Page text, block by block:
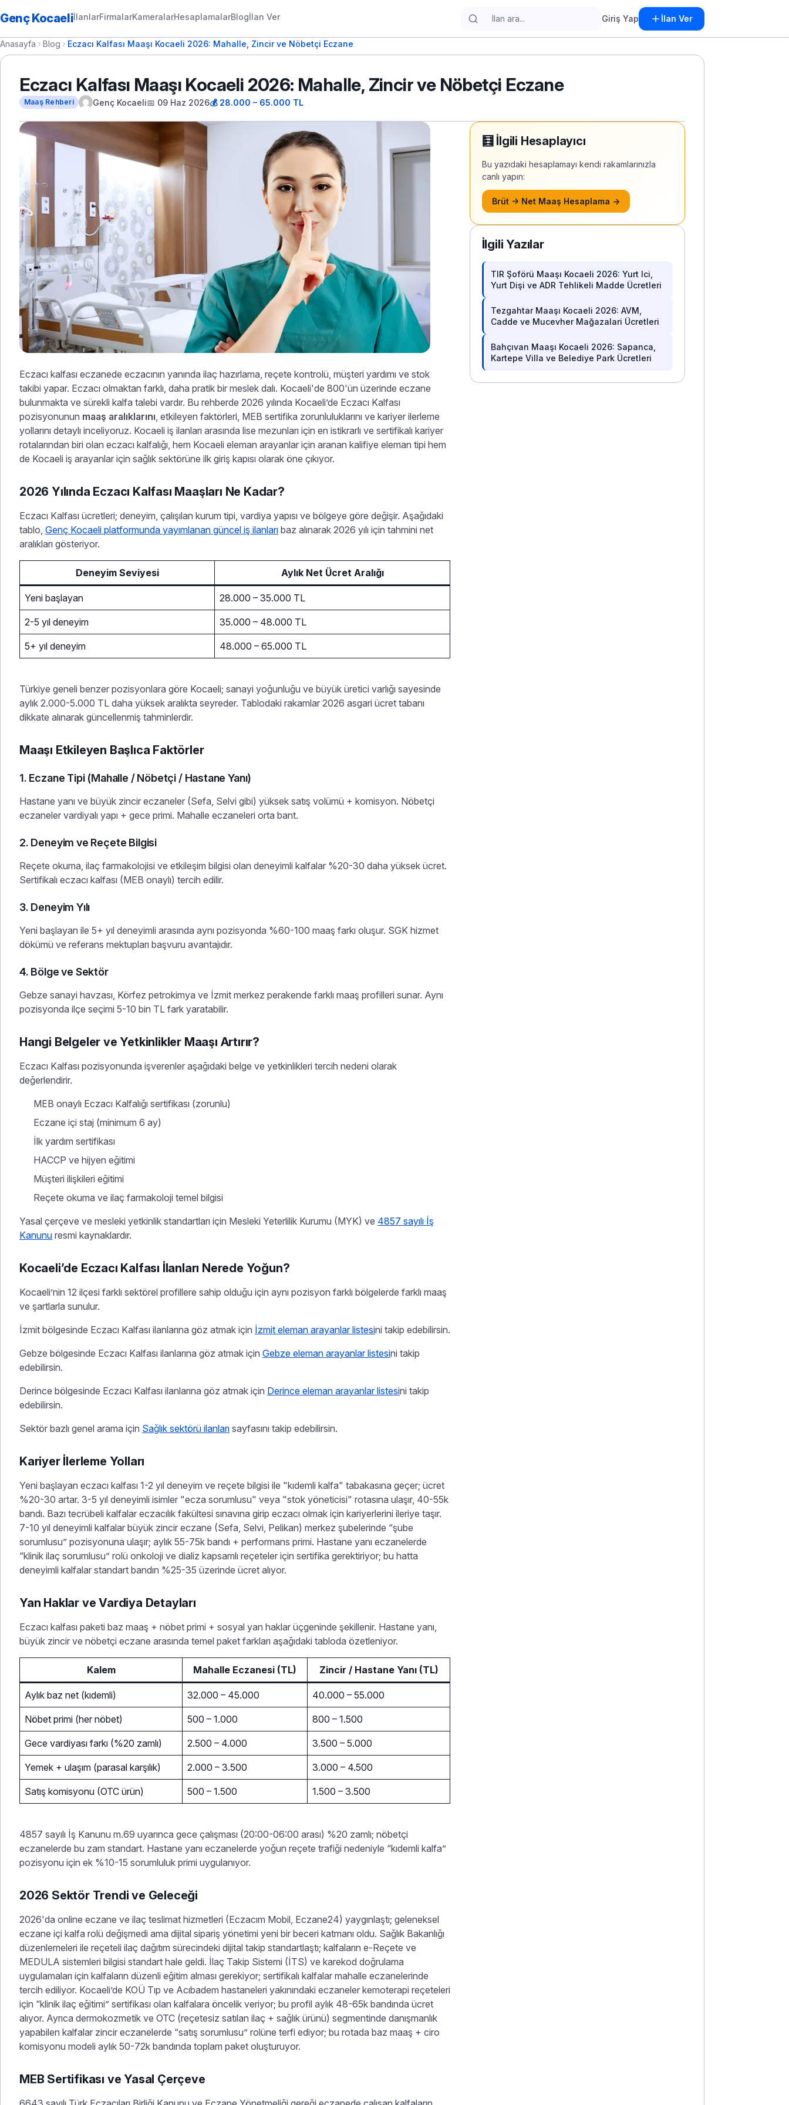
Genç KocaeliİlanlarFirmalarKameralarHesaplamalarBlogİlan Ver Giriş Yap İlan Ver
Anasayfa Blog Eczacı Kalfası Maaşı Kocaeli 2026: Mahalle, Zincir ve Nöbetçi Eczane
Eczacı Kalfası Maaşı Kocaeli 2026: Mahalle, Zincir ve Nöbetçi Eczane
Maaş Rehberi Genç Kocaeli📅 09 Haz 2026💰 28.000 – 65.000 TL
Eczacı kalfası eczanede eczacının yanında ilaç hazırlama, reçete kontrolü, müşteri yardımı ve stok
takibi yapar. Eczacı olmaktan farklı, daha pratik bir meslek dalı. Kocaeli'de 800'ün üzerinde eczane
bulunmakta ve sürekli kalfa talebi vardır. Bu rehberde 2026 yılında Kocaeli’de Eczacı Kalfası
pozisyonunun maaş aralıklarını , etkileyen faktörleri, MEB sertifika zorunluluklarını ve kariyer ilerleme
yollarını detaylı inceliyoruz. Kocaeli iş ilanları arasında lise mezunları için en istikrarlı ve sertifikalı kariyer
rotalarından biri olan eczacı kalfalığı, hem Kocaeli eleman arayanlar için aranan kalifiye eleman tipi hem
de Kocaeli iş arayanlar için sağlık sektörüne ilk giriş kapısı olarak öne çıkıyor.
2026 Yılında Eczacı Kalfası Maaşları Ne Kadar?
Eczacı Kalfası ücretleri; deneyim, çalışılan kurum tipi, vardiya yapısı ve bölgeye göre değişir. Aşağıdaki
tablo, Genç Kocaeli platformunda yayımlanan güncel iş ilanları baz alınarak 2026 yılı için tahmini net
aralıkları gösteriyor.
Deneyim Seviyesi Aylık Net Ücret Aralığı
Yeni başlayan 28.000 – 35.000 TL
2-5 yıl deneyim 35.000 – 48.000 TL
5+ yıl deneyim 48.000 – 65.000 TL
Türkiye geneli benzer pozisyonlara göre Kocaeli; sanayi yoğunluğu ve büyük üretici varlığı sayesinde
aylık 2.000-5.000 TL daha yüksek aralıkta seyreder. Tablodaki rakamlar 2026 asgari ücret tabanı
dikkate alınarak güncellenmiş tahminlerdir.
Maaşı Etkileyen Başlıca Faktörler
1. Eczane Tipi (Mahalle / Nöbetçi / Hastane Yanı)
Hastane yanı ve büyük zincir eczaneler (Sefa, Selvi gibi) yüksek satış volümü + komisyon. Nöbetçi
eczaneler vardiyalı yapı + gece primi. Mahalle eczaneleri orta bant.
2. Deneyim ve Reçete Bilgisi
Reçete okuma, ilaç farmakolojisi ve etkileşim bilgisi olan deneyimli kalfalar %20-30 daha yüksek ücret.
Sertifikalı eczacı kalfası (MEB onaylı) tercih edilir.
3. Deneyim Yılı
Yeni başlayan ile 5+ yıl deneyimli arasında aynı pozisyonda %60-100 maaş farkı oluşur. SGK hizmet
dökümü ve referans mektupları başvuru avantajıdır.
4. Bölge ve Sektör
Gebze sanayi havzası, Körfez petrokimya ve İzmit merkez perakende farklı maaş profilleri sunar. Aynı
pozisyonda ilçe seçimi 5-10 bin TL fark yaratabilir.
Hangi Belgeler ve Yetkinlikler Maaşı Artırır?
Eczacı Kalfası pozisyonunda işverenler aşağıdaki belge ve yetkinlikleri tercih nedeni olarak
değerlendirir.
MEB onaylı Eczacı Kalfalığı sertifikası (zorunlu)
Eczane içi staj (minimum 6 ay)
İlk yardım sertifikası
HACCP ve hijyen eğitimi
Müşteri ilişkileri eğitimi
Reçete okuma ve ilaç farmakoloji temel bilgisi
Yasal çerçeve ve mesleki yetkinlik standartları için Mesleki Yeterlilik Kurumu (MYK) ve 4857 sayılı İş
Kanunu resmi kaynaklardır.
Kocaeli’de Eczacı Kalfası İlanları Nerede Yoğun?
Kocaeli’nin 12 ilçesi farklı sektörel profillere sahip olduğu için aynı pozisyon farklı bölgelerde farklı maaş
ve şartlarla sunulur.
İzmit bölgesinde Eczacı Kalfası ilanlarına göz atmak için İzmit eleman arayanlar listesini takip edebilirsin.
Gebze bölgesinde Eczacı Kalfası ilanlarına göz atmak için Gebze eleman arayanlar listesini takip
edebilirsin.
Derince bölgesinde Eczacı Kalfası ilanlarına göz atmak için Derince eleman arayanlar listesini takip
edebilirsin.
Sektör bazlı genel arama için Sağlık sektörü ilanları sayfasını takip edebilirsin.
Kariyer İlerleme Yolları
Yeni başlayan eczacı kalfası 1-2 yıl deneyim ve reçete bilgisi ile "kıdemli kalfa" tabakasına geçer; ücret
%20-30 artar. 3-5 yıl deneyimli isimler "ecza sorumlusu" veya "stok yöneticisi" rotasına ulaşır, 40-55k
bandı. Bazı tecrübeli kalfalar eczacılık fakültesi sınavına girip eczacı olmak için kariyerlerini ileriye taşır.
7-10 yıl deneyimli kalfalar büyük zincir eczane (Sefa, Selvi, Pelikan) merkez şubelerinde “şube
sorumlusu” pozisyonuna ulaşır; aylık 55-75k bandı + performans primi. Hastane yanı eczanelerde
“klinik ilaç sorumlusu” rolü onkoloji ve dializ kapsamlı reçeteler için sertifika gerektiriyor; bu hatta
deneyimli kalfalar standart bandın %25-35 üzerinde ücret alıyor.
Yan Haklar ve Vardiya Detayları
Eczacı kalfası paketi baz maaş + nöbet primi + sosyal yan haklar üçgeninde şekillenir. Hastane yanı,
büyük zincir ve nöbetçi eczane arasında temel paket farkları aşağıdaki tabloda özetleniyor.
Kalem Mahalle Eczanesi (TL) Zincir / Hastane Yanı (TL)
Aylık baz net (kıdemli) 32.000 – 45.000 40.000 – 55.000
Nöbet primi (her nöbet) 500 – 1.000 800 – 1.500
Gece vardiyası farkı (%20 zamlı) 2.500 – 4.000 3.500 – 5.000
Yemek + ulaşım (parasal karşılık) 2.000 – 3.500 3.000 – 4.500
Satış komisyonu (OTC ürün) 500 – 1.500 1.500 – 3.500
4857 sayılı İş Kanunu m.69 uyarınca gece çalışması (20:00-06:00 arası) %20 zamlı; nöbetçi
eczanelerde bu zam standart. Hastane yanı eczanelerde yoğun reçete trafiği nedeniyle “kıdemli kalfa”
pozisyonu için ek %10-15 sorumluluk primi uygulanıyor.
2026 Sektör Trendi ve Geleceği
2026'da online eczane ve ilaç teslimat hizmetleri (Eczacım Mobil, Eczane24) yaygınlaştı; geleneksel
eczane içi kalfa rolü değişmedi ama dijital sipariş yönetimi yeni bir beceri katmanı oldu. Sağlık Bakanlığı
düzenlemeleri ile reçeteli ilaç dağıtım sürecindeki dijital takip standartlaştı; kalfaların e-Reçete ve
MEDULA sistemleri bilgisi standart hale geldi. İlaç Takip Sistemi (İTS) ve karekod doğrulama
uygulamaları için kalfaların düzenli eğitim alması gerekiyor; sertifikalı kalfalar mahalle eczanelerinde
tercih ediliyor. Kocaeli’de KOÜ Tıp ve Acıbadem hastaneleri yakınındaki eczaneler kemoterapi reçeteleri
için “klinik ilaç eğitimi” sertifikası olan kalfalara öncelik veriyor; bu profil aylık 48-65k bandında ücret
alıyor. Ayrıca dermokozmetik ve OTC (reçetesiz satılan ilaç + sağlık ürünü) segmentinde danışmanlık
yapabilen kalfalar zincir eczanelerde “satış sorumlusu” rolüne terfi ediyor; bu rotada baz maaş + ciro
komisyonu modeli aylık 50-72k bandında toplam paket oluşturuyor.
MEB Sertifikası ve Yasal Çerçeve
🧮 İlgili Hesaplayıcı
Bu yazıdaki hesaplamayı kendi rakamlarınızla
canlı yapın:
Brüt → Net Maaş Hesaplama →
İlgili Yazılar
TIR Şoförü Maaşı Kocaeli 2026: Yurt Ici,
Yurt Dişi ve ADR Tehlikeli Madde Ücretleri
Tezgahtar Maaşı Kocaeli 2026: AVM,
Cadde ve Mucevher Mağazalari Ücretleri
Bahçıvan Maaşı Kocaeli 2026: Sapanca,
Kartepe Villa ve Belediye Park Ücretleri